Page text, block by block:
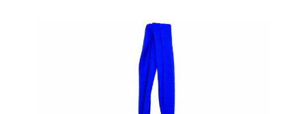
Minimale afname: 1